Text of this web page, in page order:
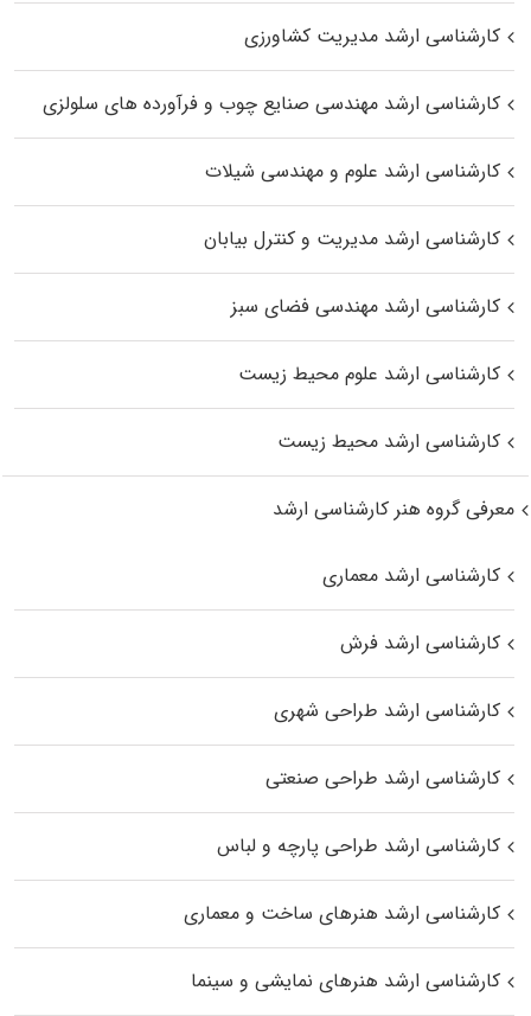
کارشناسی ارشد مدیریت کشاورزی
کارشناسی ارشد مهندسی صنایع چوب و فرآورده‌ های سلولزی
کارشناسی ارشد علوم و مهندسی شیلات
کارشناسی ارشد مدیریت و کنترل بیابان
کارشناسی ارشد مهندسی فضای سبز
کارشناسی ارشد علوم محیط‌ زیست
کارشناسی ارشد محیط زیست
معرفی گروه هنر کارشناسی ارشد
کارشناسی ارشد معماری
کارشناسی ارشد فرش
کارشناسی ارشد طراحی شهری
کارشناسی ارشد طراحی صنعتی
کارشناسی ارشد طراحی پارچه و لباس
کارشناسی ارشد هنرهای ساخت و معماری
کارشناسی ارشد هنرهای نمایشی و سینما